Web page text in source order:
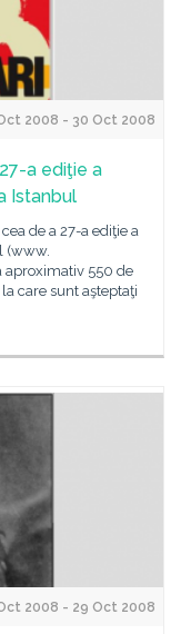
2008 - 30 Oct 2008
a ediţie a
Istanbul
de a 27-a ediţie a
(www.
aproximativ 550 de
care sunt aşteptaţi
2008 - 29 Oct 2008